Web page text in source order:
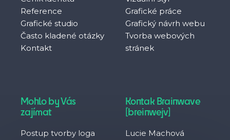
Reference
Grafické studio
Často kladené otázky
Kontakt
Grafické práce
Grafický návrh webu
Tvorba webových
stránek
Mohlo by Vás
zajímat
Postup tvorby loga
Kontak Brainwave
[breinwejv]
Lucie Machová